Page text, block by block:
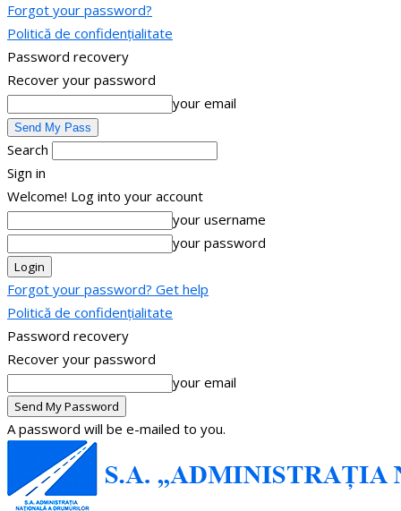
Forgot your password?
Politică de confidențialitate
Password recovery
Recover your password
your email
Search
Sign in
Welcome! Log into your account
your username
your password
Forgot your password? Get help
Politică de confidențialitate
Password recovery
Recover your password
your email
A password will be e-mailed to you.